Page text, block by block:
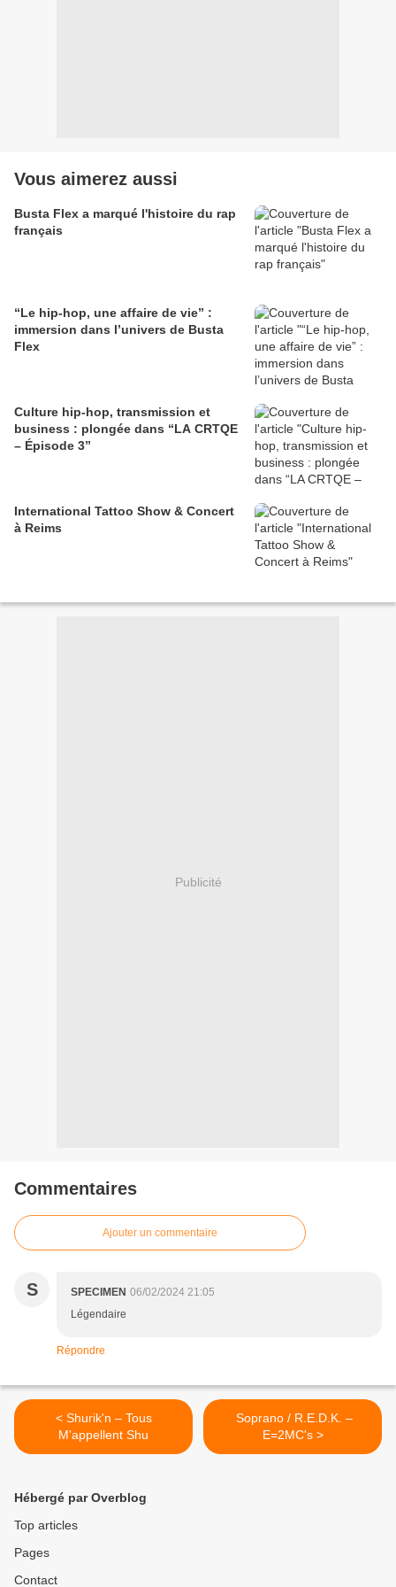
Vous aimerez aussi
Busta Flex a marqué l'histoire du rap
français
“Le hip-hop, une affaire de vie” :
immersion dans l’univers de Busta
Flex
Culture hip-hop, transmission et
business : plongée dans “LA CRTQE
– Épisode 3”
International Tattoo Show & Concert
à Reims
Publicité
Commentaires
Ajouter un commentaire
S SPECIMEN 06/02/2024 21:05
Légendaire
Répondre
< Shurik'n – Tous
M'appellent Shu
E=2MC's >
Hébergé par Overblog
Top articles
Pages
Contact